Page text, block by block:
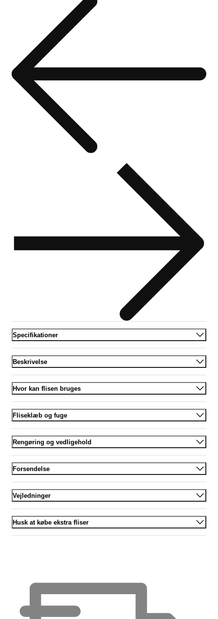
Specifikationer
Beskrivelse
Hvor kan flisen bruges
Fliseklæb og fuge
Rengøring og vedligehold
Forsendelse
Vejledninger
Husk at købe ekstra fliser